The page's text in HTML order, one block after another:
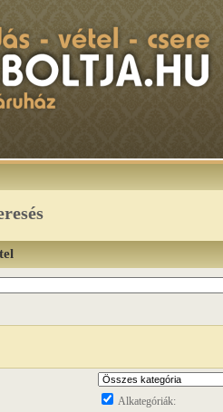
Alkategóriák: